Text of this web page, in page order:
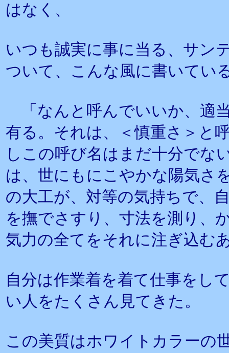
はなく、
いつも誠実に事に当る、サン
ついて、こんな風に書いてい
「なんと呼んでいいか、適
有る。それは、＜慎重さ＞と
しこの呼び名はまだ十分でな
は、世にもにこやかな陽気さ
の大工が、対等の気持ちで、
を撫でさすり、寸法を測り、
気力の全てをそれに注ぎ込む
自分は作業着を着て仕事をし
い人をたくさん見てきた。
この美質はホワイトカラーの